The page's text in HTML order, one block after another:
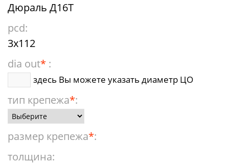
Дюраль Д16Т
pcd:
3x112
dia out* :
здесь Вы можете указать диаметр ЦО
тип крепежа*:
размер крепежа*:
толщина: